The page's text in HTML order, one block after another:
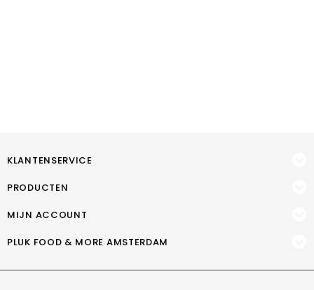
KLANTENSERVICE
PRODUCTEN
MIJN ACCOUNT
PLUK FOOD & MORE AMSTERDAM